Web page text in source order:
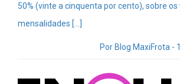
50% (vinte a cinquenta por cento), sobre os
mensalidades […]
Por Blog MaxiFrota -